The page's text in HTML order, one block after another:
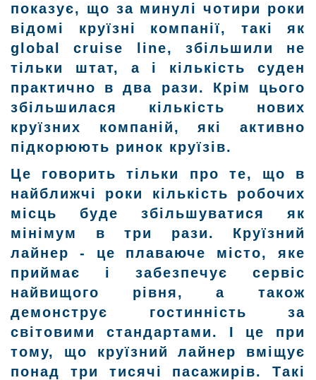
показує, що за минулі чотири роки
відомі круїзні компанії, такі як
global cruise line, збільшили не
тільки штат, а і кількість суден
практично в два рази. Крім цього
збільшилася кількість нових
круїзних компаній, які активно
підкорюють ринок круїзів.
Це говорить тільки про те, що в
найближчі роки кількість робочих
місць буде збільшуватися як
мінімум в три рази. Круїзний
лайнер - це плаваюче місто, яке
приймає і забезпечує сервіс
найвищого рівня, а також
демонструє гостинність за
світовими стандартами. І це при
тому, що круїзний лайнер вміщує
понад три тисячі пасажирів. Такі